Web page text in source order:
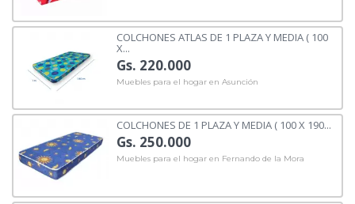
COLCHONES ATLAS DE 1 PLAZA Y MEDIA ( 100
X...
Gs. 220.000
Muebles para el hogar en Asunción
COLCHONES DE 1 PLAZA Y MEDIA ( 100 X 190...
Gs. 250.000
Muebles para el hogar en Fernando de la Mora